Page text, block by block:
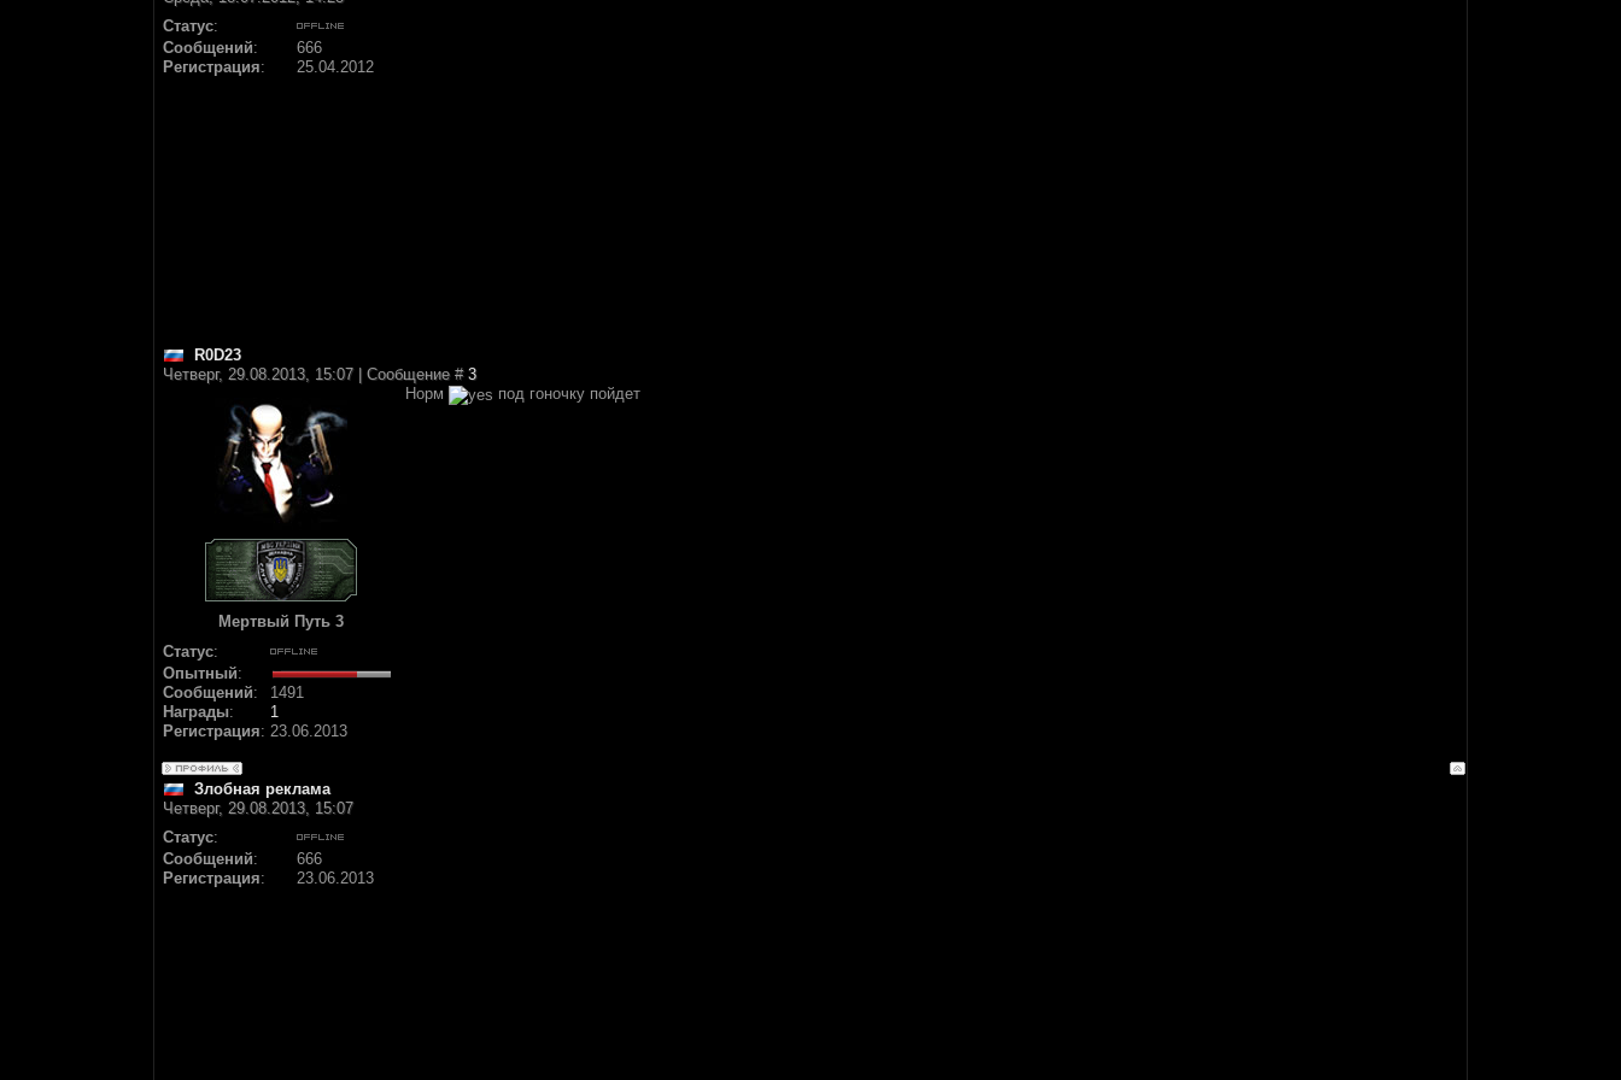
Статус:
Сообщений:
666
Регистрация: 25.04.2012
R0D23
Четверг, 29.08.2013, 15:07 | Сообщение # 3
Мертвый Путь 3
Статус:
Опытный:
Сообщений:
1491
Награды:
1
Регистрация: 23.06.2013
Норм под гоночку пойдет
Злобная реклама
Четверг, 29.08.2013, 15:07
Статус:
Сообщений:
666
Регистрация: 23.06.2013